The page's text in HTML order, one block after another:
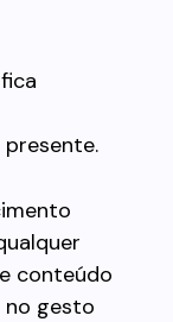
conteúdo
no gesto